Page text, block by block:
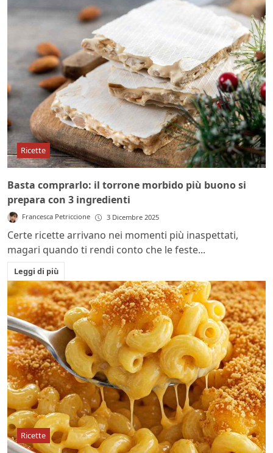
Ricette
Basta comprarlo: il torrone morbido più buono si
prepara con 3 ingredienti
Francesca Petriccione 3 Dicembre 2025
Certe ricette arrivano nei momenti più inaspettati,
magari quando ti rendi conto che le feste...
Leggi di più
Ricette